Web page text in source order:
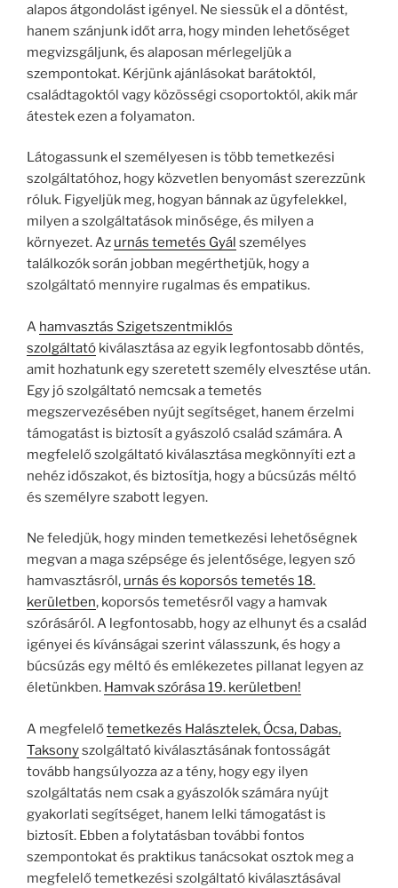
alapos átgondolást igényel. Ne siessük el a döntést,
hanem szánjunk időt arra, hogy minden lehetőséget
megvizsgáljunk, és alaposan mérlegeljük a
szempontokat. Kérjünk ajánlásokat barátoktól,
családtagoktól vagy közösségi csoportoktól, akik már
átestek ezen a folyamaton.
Látogassunk el személyesen is több temetkezési
szolgáltatóhoz, hogy közvetlen benyomást szerezzünk
róluk. Figyeljük meg, hogyan bánnak az ügyfelekkel,
milyen a szolgáltatások minősége, és milyen a
környezet. Az urnás temetés Gyál személyes
találkozók során jobban megérthetjük, hogy a
szolgáltató mennyire rugalmas és empatikus.
A hamvasztás Szigetszentmiklós
szolgáltató kiválasztása az egyik legfontosabb döntés,
amit hozhatunk egy szeretett személy elvesztése után.
Egy jó szolgáltató nemcsak a temetés
megszervezésében nyújt segítséget, hanem érzelmi
támogatást is biztosít a gyászoló család számára. A
megfelelő szolgáltató kiválasztása megkönnyíti ezt a
nehéz időszakot, és biztosítja, hogy a búcsúzás méltó
és személyre szabott legyen.
Ne feledjük, hogy minden temetkezési lehetőségnek
megvan a maga szépsége és jelentősége, legyen szó
hamvasztásról, urnás és koporsós temetés 18.
kerületben, koporsós temetésről vagy a hamvak
szórásáról. A legfontosabb, hogy az elhunyt és a család
igényei és kívánságai szerint válasszunk, és hogy a
búcsúzás egy méltó és emlékezetes pillanat legyen az
életünkben. Hamvak szórása 19. kerületben!
A megfelelőtemetkezés Halásztelek, Ócsa, Dabas,
Taksonyszolgáltató kiválasztásának fontosságát
tovább hangsúlyozza az a tény, hogy egy ilyen
szolgáltatás nem csak a gyászolók számára nyújt
gyakorlati segítséget, hanem lelki támogatást is
biztosít. Ebben a folytatásban további fontos
szempontokat és praktikus tanácsokat osztok meg a
megfelelő temetkezési szolgáltató kiválasztásával